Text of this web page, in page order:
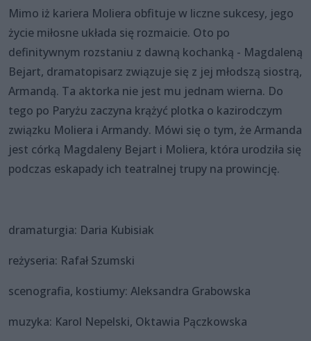
Mimo iż kariera Moliera obfituje w liczne sukcesy, jego
życie miłosne układa się rozmaicie. Oto po
definitywnym rozstaniu z dawną kochanką - Magdaleną
Bejart, dramatopisarz związuje się z jej młodszą siostrą,
Armandą. Ta aktorka nie jest mu jednam wierna. Do
tego po Paryżu zaczyna krążyć plotka o kazirodczym
związku Moliera i Armandy. Mówi się o tym, że Armanda
jest córką Magdaleny Bejart i Moliera, która urodziła się
podczas eskapady ich teatralnej trupy na prowincję.
dramaturgia: Daria Kubisiak
reżyseria: Rafał Szumski
scenografia, kostiumy: Aleksandra Grabowska
muzyka: Karol Nepelski, Oktawia Pączkowska